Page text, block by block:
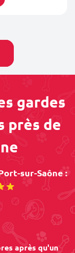
gardes
près de
sur-Saône :
après qu'un